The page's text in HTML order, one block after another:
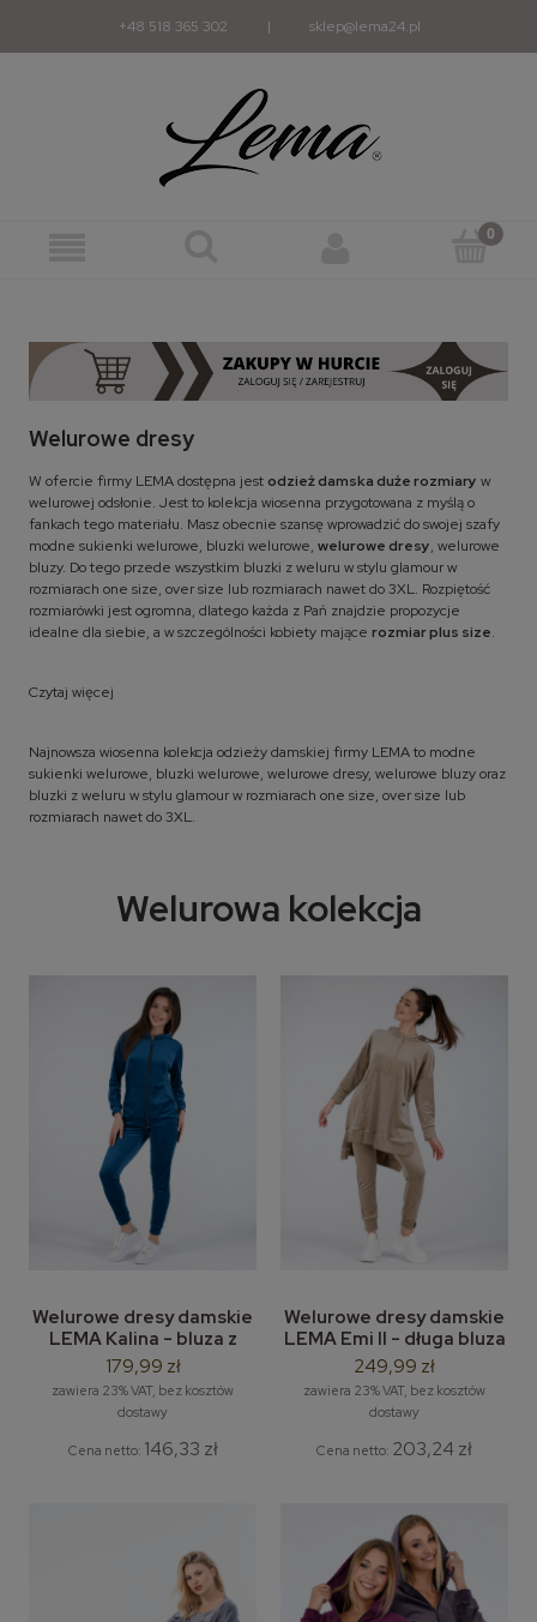
+48 518 365 302 | sklep@lema24.pl
Welurowe dresy
W ofercie firmy LEMA dostępna jest odzież damska duże rozmiary w
welurowej odsłonie. Jest to kolekcja wiosenna przygotowana z myślą o
fankach tego materiału. Masz obecnie szansę wprowadzić do swojej szafy
modne sukienki welurowe, bluzki welurowe, welurowe dresy, welurowe
bluzy. Do tego przede wszystkim bluzki z weluru w stylu glamour w
rozmiarach one size, over size lub rozmiarach nawet do 3XL. Rozpiętość
rozmiarówki jest ogromna, dlatego każda z Pań znajdzie propozycje
idealne dla siebie, a w szczególności kobiety mające rozmiar plus size.
Czytaj więcej
Najnowsza wiosenna kolekcja odzieży damskiej firmy LEMA to modne
sukienki welurowe, bluzki welurowe, welurowe dresy, welurowe bluzy oraz
bluzki z weluru w stylu glamour w rozmiarach one size, over size lub
rozmiarach nawet do 3XL.
Welurowa kolekcja
Welurowe dresy damskie
LEMA Kalina - bluza z
kapturem + spodnie
dresowe
179,99 zł
zawiera 23% VAT, bez kosztów
dostawy
Cena netto: 146,33 zł
Welurowe dresy damskie
LEMA Emi II - długa bluza
welurowa + welurowe
spodnie rurkowe
249,99 zł
zawiera 23% VAT, bez kosztów
dostawy
Cena netto: 203,24 zł